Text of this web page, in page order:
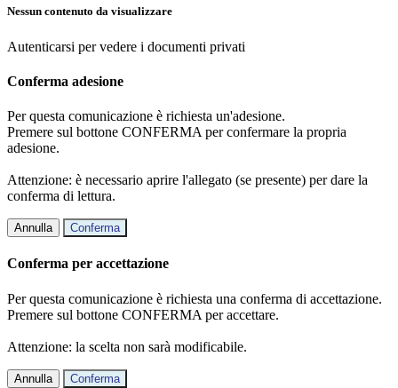
Nessun contenuto da visualizzare
Autenticarsi per vedere i documenti privati
Conferma adesione
Per questa comunicazione è richiesta un'adesione.
Premere sul bottone CONFERMA per confermare la propria
adesione.
Attenzione: è necessario aprire l'allegato (se presente) per dare la
conferma di lettura.
Annulla Conferma
Conferma per accettazione
Per questa comunicazione è richiesta una conferma di accettazione.
Premere sul bottone CONFERMA per accettare.
Attenzione: la scelta non sarà modificabile.
Annulla Conferma